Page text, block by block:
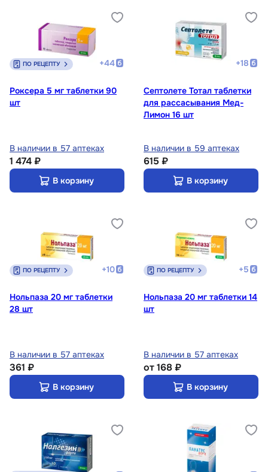
ПО РЕЦЕПТУ +44
Роксера 5 мг таблетки 90
шт
В наличии в 57 аптеках
1 474 ₽
В корзину
+18
Септолете Тотал таблетки
для рассасывания Мед-
Лимон 16 шт
В наличии в 59 аптеках
615 ₽
В корзину
ПО РЕЦЕПТУ +10
Нольпаза 20 мг таблетки
28 шт
В наличии в 57 аптеках
361 ₽
В корзину
ПО РЕЦЕПТУ +5
Нольпаза 20 мг таблетки 14
шт
В наличии в 57 аптеках
от168 ₽
В корзину